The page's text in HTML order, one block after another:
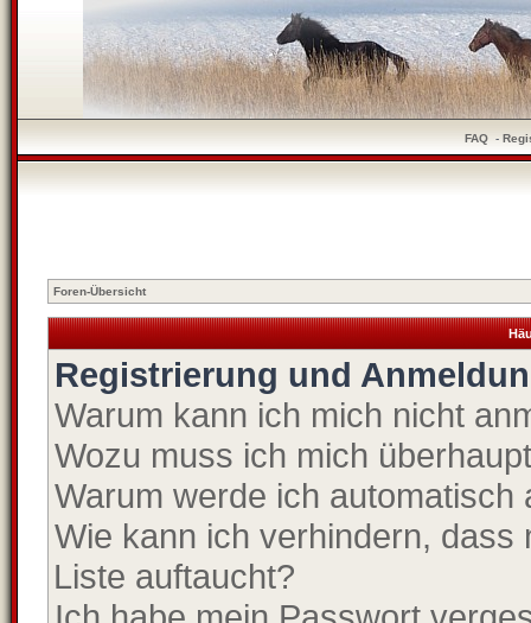
FAQ -
Foren-Übersicht
Registrierung und
Warum kann ich mich nicht
Wozu muss ich mich
Warum werde ich automatisch
Wie kann ich verhindern,
Liste auftaucht?